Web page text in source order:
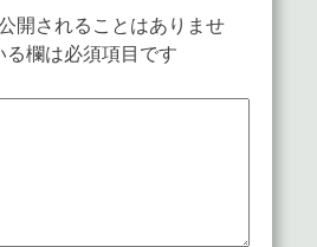
開されることはありませ
る欄は必須項目です